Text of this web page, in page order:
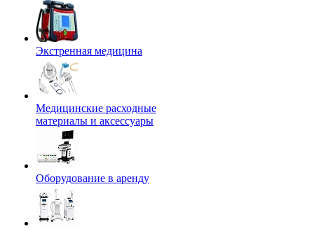
Экстренная медицина
Медицинские расходные
материалы и аксессуары
Оборудование в аренду